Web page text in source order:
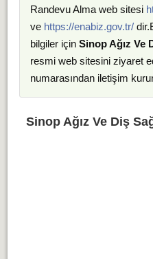
Randevu Alma web sitesi
ve https://enabiz.gov.tr/
bilgiler için Sinop Ağız Ve
resmi web sitesini ziyaret
numarasından iletişim
Sinop Ağız Ve Diş